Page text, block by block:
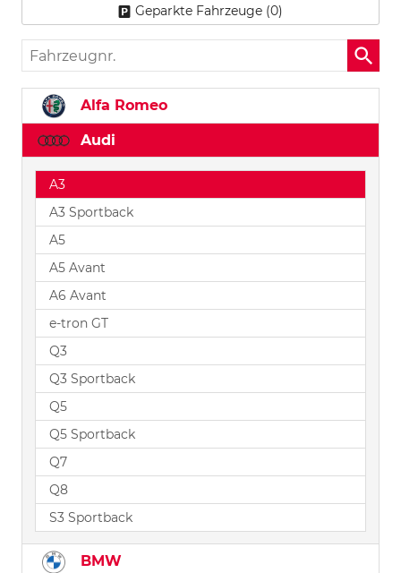
Geparkte Fahrzeuge (0)
Fahrzeugnr.
Alfa Romeo
Audi
A3
A3 Sportback
A5
A5 Avant
A6 Avant
e-tron GT
Q3
Q3 Sportback
Q5
Q5 Sportback
Q7
Q8
S3 Sportback
BMW